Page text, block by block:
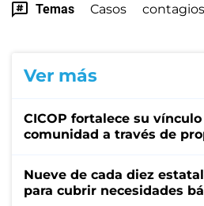
Temas Casos
Ver más
CICOP fortalece su
comunidad a través de
Nueve de cada diez
para cubrir necesidades